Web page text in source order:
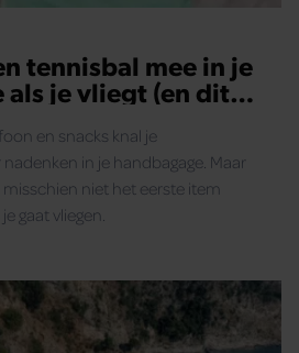
tennisbal mee in je
je vliegt (en dit is
en snacks knal je
in je handbagage. Maar
niet het eerste item
gaat vliegen.